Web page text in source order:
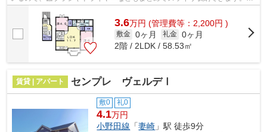
3.6万円 (管理費等：2,200円 )
敷金 0ヶ月 礼金 0ヶ月
2階 / 2LDK / 58.53㎡
賃貸 | アパート センプレ ヴェルデⅠ
敷0 礼0
4.1万円
小野田線 「妻崎 」駅 徒歩9分